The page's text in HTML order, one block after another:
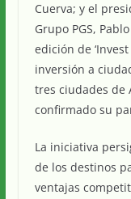
Cuerva; y el
Grupo PGS,
edición de
inversión a
tres ciudades de
confirmado su
La iniciativa
de los destinos
ventajas